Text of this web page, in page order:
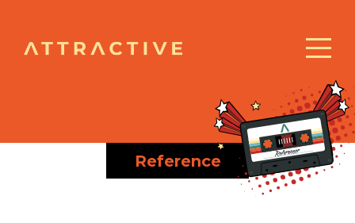
Reference